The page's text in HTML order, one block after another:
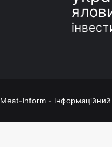
Meat-Inform -